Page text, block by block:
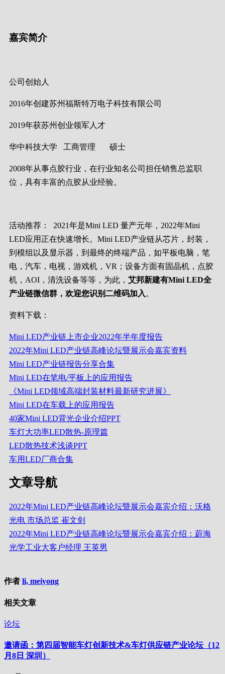
嘉宾简介
公司创始人
2016年创建苏州福斯特万电子科技有限公司
2019年获苏州创业领军人才
华中科技大学 工商管理 硕士
2008年从事点胶行业，在行业知名公司担任销售总监职
位，具有丰富的点胶从业经验。
活动推荐：
2021年是Mini LED 量产元年，2022年Mini
LED应用正在快速增长。Mini LED产业链从芯片，封装，
到模组以及显示器，到最终的终端产品，如平板电脑，笔
电，汽车，电视，游戏机，VR；设备方面有固晶机，点胶
机，AOI，清洗设备等等，为此， 艾邦新建有Mini LED全
产业链微信群，欢迎您识别二维码加入 。
资料下载：
Mini LED产业链上市企业2022年半年度报告
2022年Mini LED产业链高峰论坛暨展示会嘉宾资料
Mini LED产业链报告分享合集
Mini LED在笔电/平板上的应用报告
《Mini LED领域高端封装材料最新研究进展》
Mini LED在车载上的应用报告
40家Mini LED背光企业介绍PPT
车灯大功率LED散热-原理篇
LED散热技术浅谈PPT
车用LED厂商合集
文章导航
2022年Mini LED产业链高峰论坛暨展示会嘉宾介绍：沃格
光电 市场总监 崔文剑
2022年Mini LED产业链高峰论坛暨展示会嘉宾介绍：蔚海
光学工业大客户经理 王英男
作者 li, meiyong
相关文章
论坛
邀请函：第四届智能车灯创新技术&车灯供应链产业论坛（12
月8日 深圳）